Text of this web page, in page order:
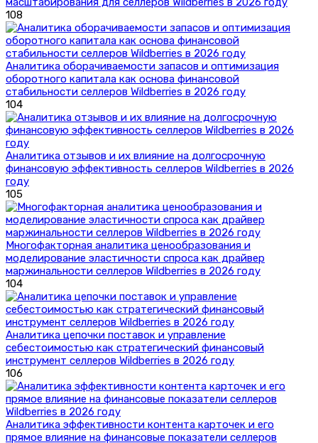
108
Аналитика оборачиваемости запасов и оптимизация
оборотного капитала как основа финансовой
стабильности селлеров Wildberries в 2026 году
104
Аналитика отзывов и их влияние на долгосрочную
финансовую эффективность селлеров Wildberries в 2026
году
105
Многофакторная аналитика ценообразования и
моделирование эластичности спроса как драйвер
маржинальности селлеров Wildberries в 2026 году
104
Аналитика цепочки поставок и управление
себестоимостью как стратегический финансовый
инструмент селлеров Wildberries в 2026 году
106
Аналитика эффективности контента карточек и его
прямое влияние на финансовые показатели селлеров